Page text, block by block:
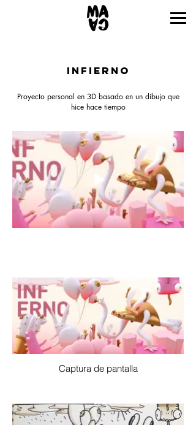
INFIERNO
Proyecto personal en 3D basado en un dibujo que
hice hace tiempo
Captura de pantalla